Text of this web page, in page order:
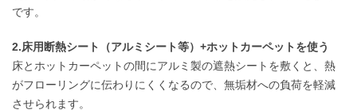
です。
2.床用断熱シート（アルミシート等）+ホットカーペットを使う
床とホットカーペットの間にアルミ製の遮熱シートを敷くと、熱
がフローリングに伝わりにくくなるので、無垢材への負荷を軽減
させられます。